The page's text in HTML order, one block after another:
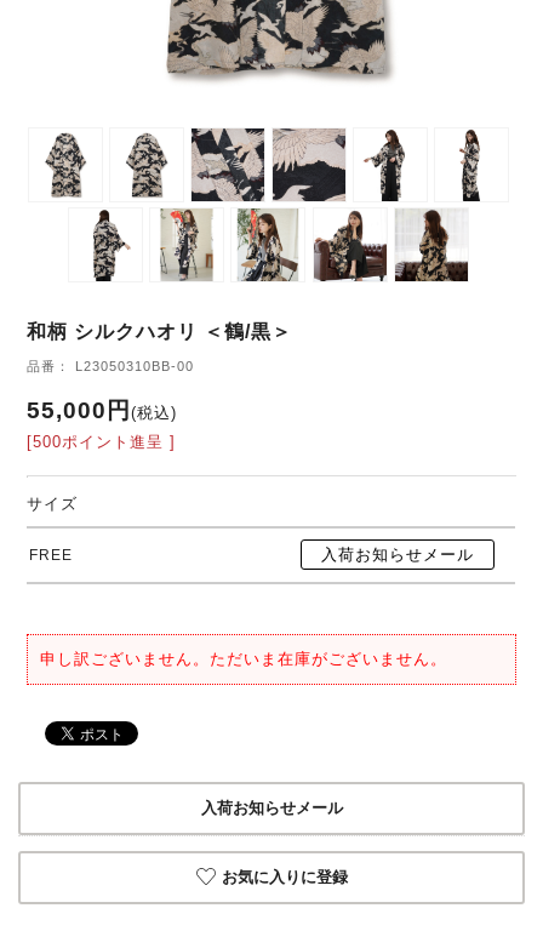
和柄 シルクハオリ ＜鶴/黒＞
品番： L23050310BB-00
55,000円(税込)
[500ポイント進呈 ]
サイズ
FREE
申し訳ございません。ただいま在庫がございません。
入荷お知らせメール
お気に入りに登録